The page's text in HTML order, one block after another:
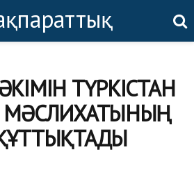
ТҮРКІСТАН